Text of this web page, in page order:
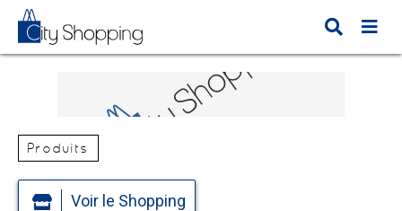
Produits
Voir le Shopping